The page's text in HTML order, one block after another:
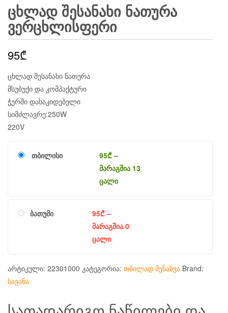
ᲪᲮᲚᲐᲓ ᲨᲔᲡᲐᲜᲐᲮᲘ ᲜᲐᲗᲣᲠᲐ
ᲕᲔᲠᲪᲮᲚᲘᲡᲤᲔᲠᲘ
95₾
ცხლად შესანახი ნათურა
მსუბუქი და კომპაქტური
ჭერში დასაკიდებელი
სიმძლავრე:250W
220V
თბილისი 95₾–
მარაგშია 13
ცალი
ბათუმი 95₾–
მარაგშია 0
ცალი
არტიკული: 22301000 კატეგორია: თბილად შენახვა Brand:
სავანა